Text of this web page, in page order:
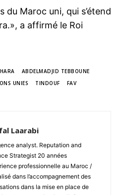
du Maroc uni, qui s’étend
a affirmé le Roi
ABDELMADJID TEBBOUNE
UNIES TINDOUF FAV
Laarabi
analyst. Reputation and
Strategist 20 années
professionnelle au Maroc /
dans l’accompagnement des
dans la mise en place de